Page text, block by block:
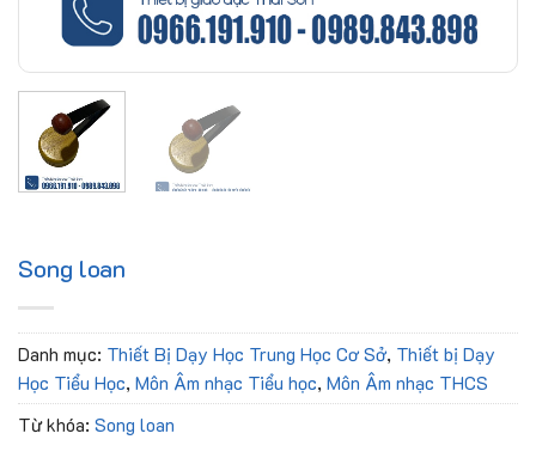
Song loan
Danh mục: Thiết Bị Dạy Học Trung Học Cơ Sở, Thiết bị Dạy
Học Tiểu Học, Môn Âm nhạc Tiểu học, Môn Âm nhạc THCS
Từ khóa: Song loan